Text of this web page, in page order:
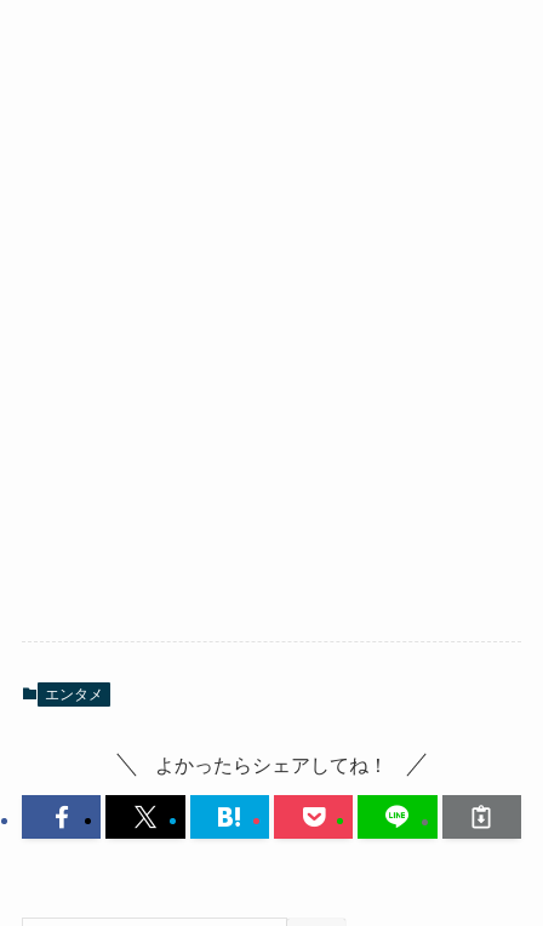
エンタメ
よかったらシェアしてね！